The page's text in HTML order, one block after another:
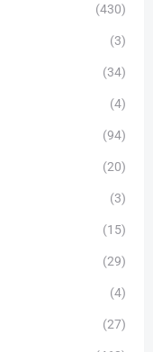
(430)
(3)
(34)
(4)
(94)
(20)
(3)
(15)
(29)
(4)
(27)